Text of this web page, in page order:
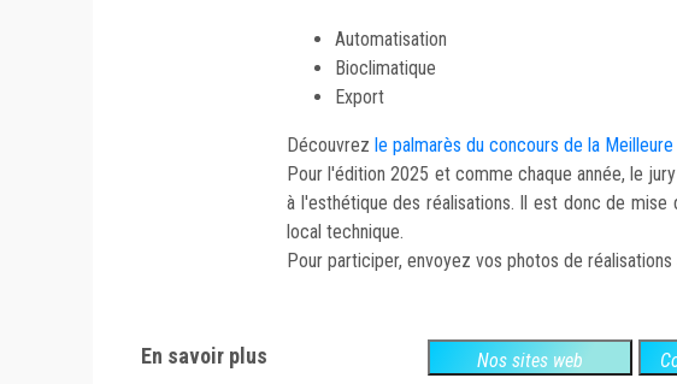
Automatisation
Bioclimatique
Export
Découvrez le palmarès du concours de la
Pour l'édition 2025 et comme chaque année, le
à l'esthétique des réalisations. Il est donc de mise
local technique.
Pour participer, envoyez vos photos de réalisations
En savoir plus Nos sites web